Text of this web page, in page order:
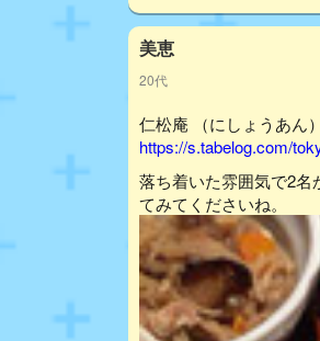
美恵
20代
仁松庵 （にしょうあん
https://s.tabelog.com/
落ち着いた雰囲気で2
てみてくださいね。